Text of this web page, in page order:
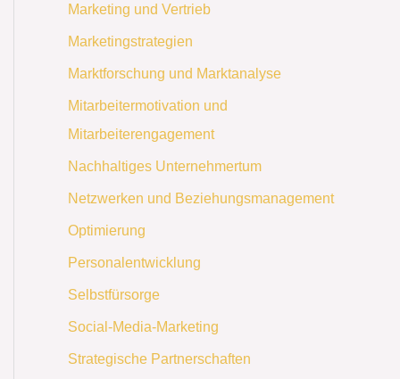
Marketing und Vertrieb
Marketingstrategien
Marktforschung und Marktanalyse
Mitarbeitermotivation und
Mitarbeiterengagement
Nachhaltiges Unternehmertum
Netzwerken und Beziehungsmanagement
Optimierung
Personalentwicklung
Selbstfürsorge
Social-Media-Marketing
Strategische Partnerschaften